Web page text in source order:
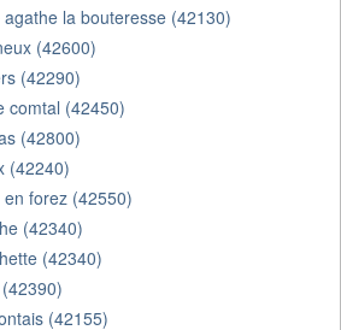
la bouteresse (42130)
(42600)
(42290)
comtal (42450)
(42800)
(42240)
forez (42550)
(42340)
(42340)
(42155)